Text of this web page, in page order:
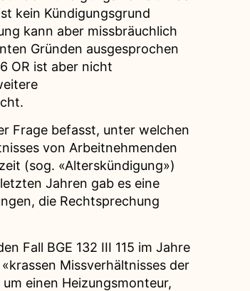
kein Kündigungsgrund
kann aber missbräuchlich
Gründen ausgesprochen
OR ist aber nicht
Frage befasst, unter welchen
von Arbeitnehmenden
(sog. «Alterskündigung»)
Jahren gab es eine
die Rechtsprechung
Fall BGE 132 III 115 im Jahre
Missverhältnisses der
einen Heizungsmonteur,